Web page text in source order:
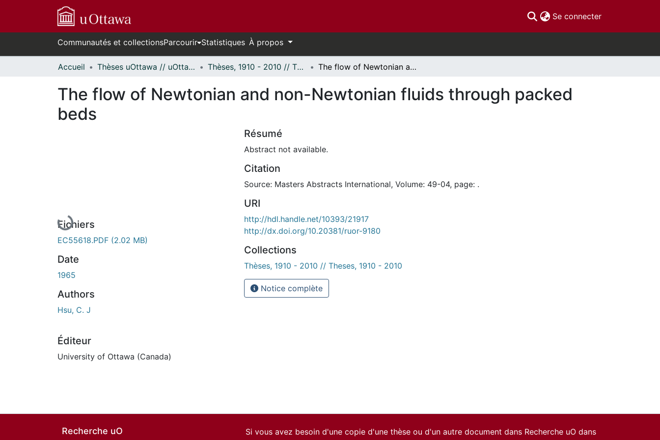
Se connecter(current)
Communautés et collectionsParcourir Statistiques À propos
Accueil Thèses uOttawa // uOttawa Theses Thèses, 1910 - 2010 // Theses, 1910 - 2010 The flow of Newtonian and non-Newtonian fluids through packed beds
The flow of Newtonian and non-Newtonian fluids through packed
beds
En cours de chargement...
Fichiers
EC55618.PDF (2.02 MB)
Date
1965
Authors
Hsu, C. J
Éditeur
University of Ottawa (Canada)
Résumé
Abstract not available.
Citation
Source: Masters Abstracts International, Volume: 49-04, page: .
URI
http://hdl.handle.net/10393/21917
http://dx.doi.org/10.20381/ruor-9180
Collections
Thèses, 1910 - 2010 // Theses, 1910 - 2010
Notice complète
Recherche uO
Si vous avez besoin d'une copie d'une thèse ou d'un autre document dans Recherche uO dans